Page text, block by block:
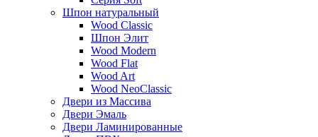
Шпон натуральный
Wood Classic
Шпон Элит
Wood Modern
Wood Flat
Wood Art
Wood NeoClassic
Двери из Массива
Двери Эмаль
Двери Ламинированные